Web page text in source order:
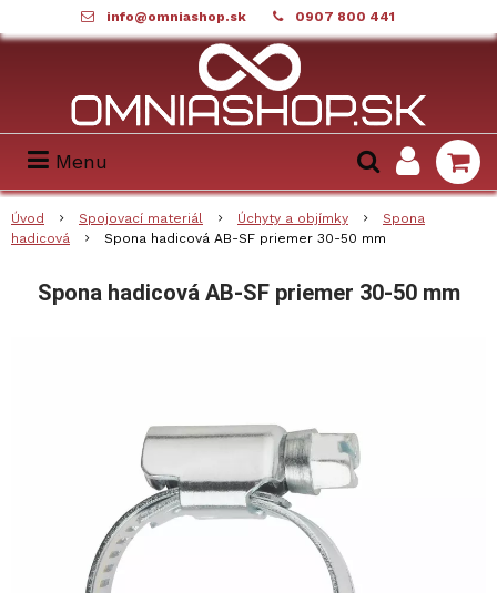
info@omniashop.sk 0907 800 441
Menu
Úvod Spojovací materiál Úchyty a objímky
Spona
hadicová
Spona hadicová AB-SF priemer 30-50 mm
Spona hadicová AB-SF priemer 30-50 mm